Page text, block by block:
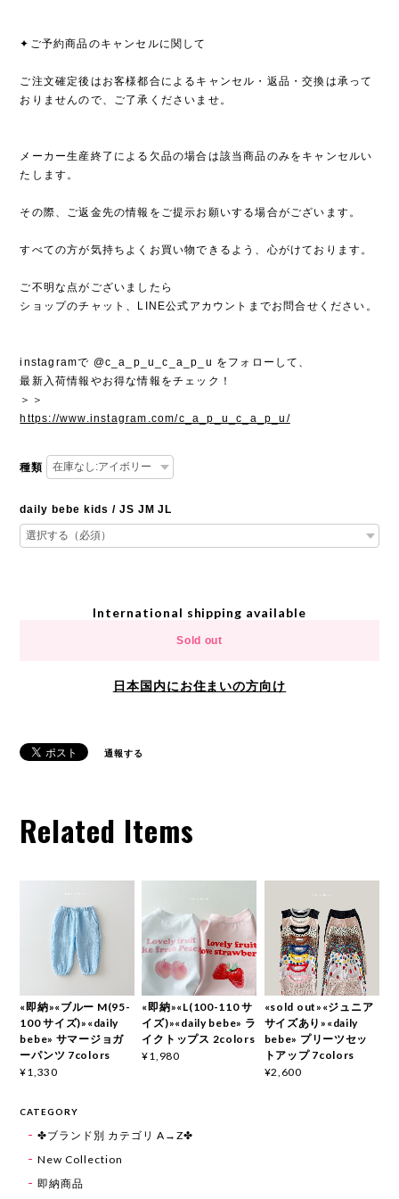
✦ご予約商品のキャンセルに関して
ご注文確定後はお客様都合によるキャンセル・返品・交換は承って
おりませんので、ご了承くださいませ。
メーカー生産終了による欠品の場合は該当商品のみをキャンセルい
たします。
その際、ご返金先の情報をご提示お願いする場合がございます。
すべての方が気持ちよくお買い物できるよう、心がけております。
ご不明な点がございましたら
ショップのチャット、LINE公式アカウントまでお問合せください。
instagramで @c_a_p_u_c_a_p_u をフォローして、
最新入荷情報やお得な情報をチェック！
＞＞
https://www.instagram.com/c_a_p_u_c_a_p_u/
種類
daily bebe kids / JS JM JL
International shipping available
Sold out
日本国内にお住まいの方向け
通報する
Related Items
«即納»«ブルー M(95-
100 サイズ)»«daily
bebe» サマージョガ
ーパンツ 7colors
¥1,330
«即納»«L(100-110 サ
イズ)»«daily bebe» ラ
イクトップス 2colors
¥1,980
«sold out»«ジュニア
サイズあり»«daily
bebe» プリーツセッ
トアップ 7colors
¥2,600
CATEGORY
✤ブランド別 カテゴリ A→Z✤
New Collection
即納商品